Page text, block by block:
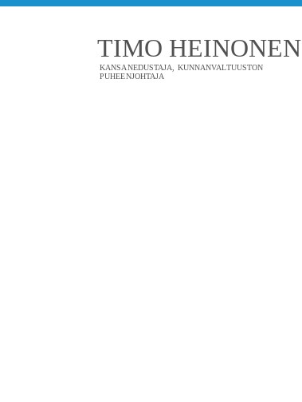
TIMO HEINONEN
KANSANEDUSTAJA, KUNNANVALTUUSTON
PUHEENJOHTAJA